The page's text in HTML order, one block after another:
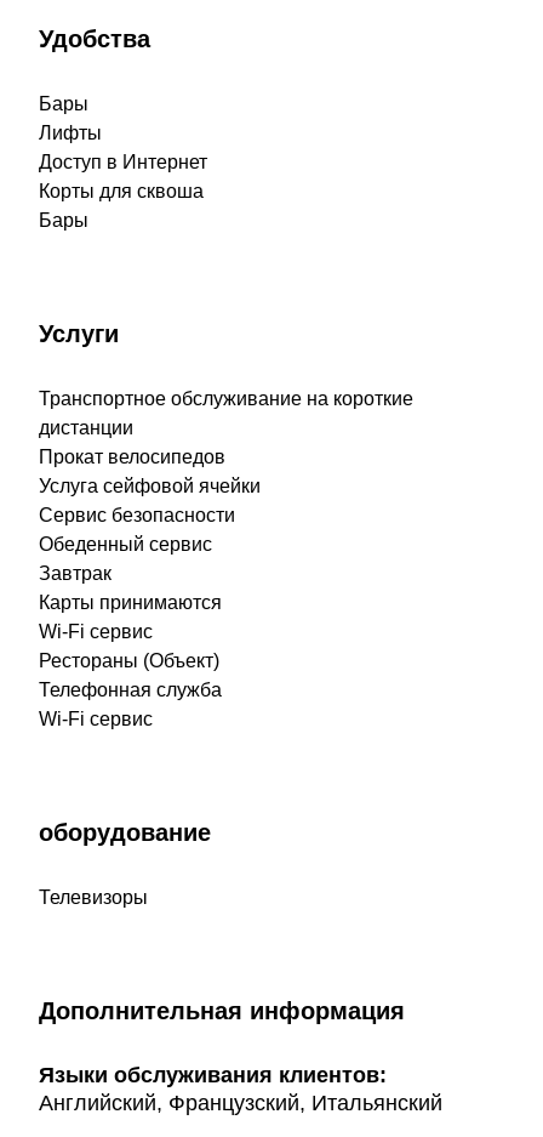
Удобства
Бары
Лифты
Доступ в Интернет
Корты для сквоша
Бары
Услуги
Транспортное обслуживание на короткие
дистанции
Прокат велосипедов
Услуга сейфовой ячейки
Сервис безопасности
Обеденный сервис
Завтрак
Карты принимаются
Wi-Fi сервис
Рестораны (Объект)
Телефонная служба
Wi-Fi сервис
оборудование
Телевизоры
Дополнительная информация
Языки обслуживания клиентов:
Английский, Французский, Итальянский